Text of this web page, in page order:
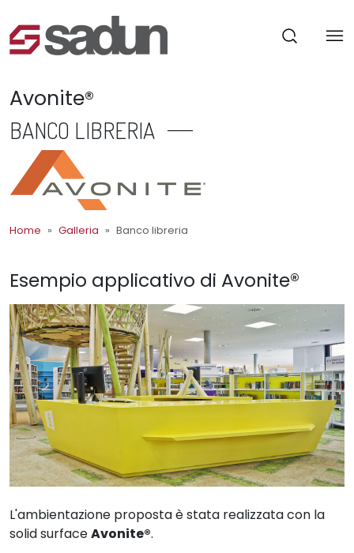
Avonite®
BANCO LIBRERIA
Home Galleria Banco libreria
Esempio applicativo di Avonite®
L'ambientazione proposta è stata realizzata con la
solid surfaceAvonite®.